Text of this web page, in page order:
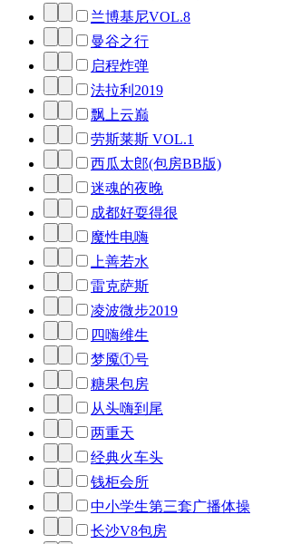
兰博基尼VOL.8
曼谷之行
启程炸弹
法拉利2019
飘上云巅
劳斯莱斯 VOL.1
西瓜太郎(包房BB版)
迷魂的夜晚
成都好耍得很
魔性电嗨
上善若水
雷克萨斯
凌波微步2019
四嗨维生
梦魇①号
糖果包房
从头嗨到尾
两重天
经典火车头
钱柜会所
中小学生第三套广播体操
长沙V8包房